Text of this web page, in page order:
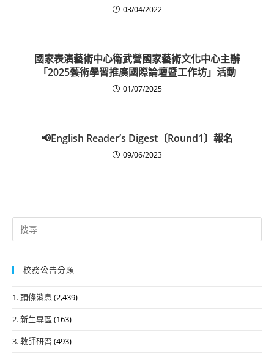
03/04/2022
國家表演藝術中心衛武營國家藝術文化中心主辦
「2025藝術學習推廣國際論壇暨工作坊」活動
01/07/2025
📢English Reader’s Digest〔Round1〕報名
09/06/2023
Search
for:
校務公告分類
1. 頭條消息 (2,439)
2. 新生專區 (163)
3. 教師研習 (493)